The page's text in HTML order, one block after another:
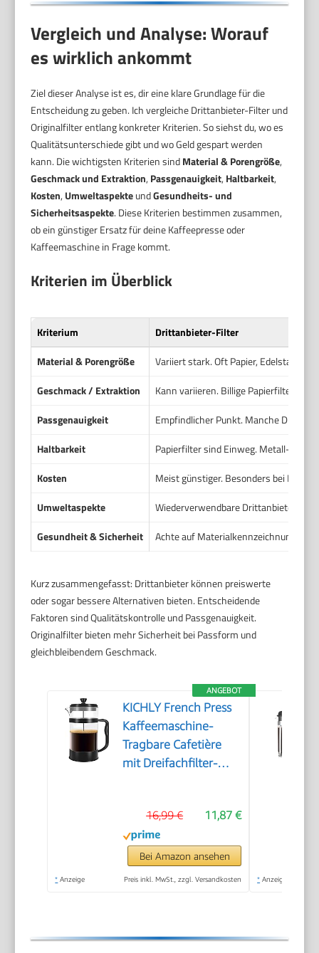
Vergleich und Analyse: Worauf
es wirklich ankommt
Ziel dieser Analyse ist es, dir eine klare Grundlage für die
Entscheidung zu geben. Ich vergleiche Drittanbieter-Filter und
Originalfilter entlang konkreter Kriterien. So siehst du, wo es
Qualitätsunterschiede gibt und wo Geld gespart werden
kann. Die wichtigsten Kriterien sindMaterial & Porengröße,
Geschmack und Extraktion, Passgenauigkeit, Haltbarkeit,
Kosten, UmweltaspekteundGesundheits- und
Sicherheitsaspekte. Diese Kriterien bestimmen zusammen,
ob ein günstiger Ersatz für deine Kaffeepresse oder
Kaffeemaschine in Frage kommt.
Kriterien im Überblick
Kriterium
Drittanbieter-Filter
Material & Porengröße
Variiert stark. Oft Papier, Edelstahl
Geschmack / Extraktion
Kann variieren. Billige Papierfilter
Passgenauigkeit
Empfindlicher Punkt. Manche
Haltbarkeit
Papierfilter sind Einweg. Metall- oder
Kosten
Meist günstiger. Besonders bei
Umweltaspekte
Wiederverwendbare Drittanbieter-
Gesundheit & Sicherheit
Achte auf Materialkennzeichnungen.
Kurz zusammengefasst: Drittanbieter können preiswerte
oder sogar bessere Alternativen bieten. Entscheidende
Faktoren sind Qualitätskontrolle und Passgenauigkeit.
Originalfilter bieten mehr Sicherheit bei Passform und
gleichbleibendem Geschmack.
ANGEBOT
KICHLY French Press
Kaffeemaschine-
Tragbare Cafetière
mit Dreifachfilter-
Große Karaffe-
1000ml / 1 litre /
34Oz - Schwarz
11,87 €
16,99 €
Bei Amazon ansehen
* Anzeige Preis inkl. MwSt., zzgl. Versandkosten * Anzeige